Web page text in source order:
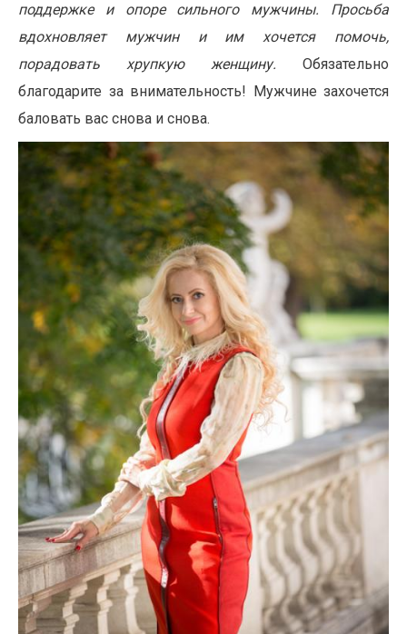
поддержке и опоре сильного мужчины. Просьба
вдохновляет мужчин и им хочется помочь,
порадовать хрупкую женщину. Обязательно
благодарите за внимательность! Мужчине захочется
баловать вас снова и снова.